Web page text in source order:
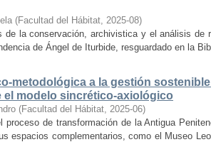
(Facultad del Hábitat, 2025-08)
de la conservación, archivistica y el análisis de
de Ángel de Iturbide, resguardado en la
metodológica a la gestión
el modelo sincrético-axiológico
(Facultad del Hábitat, 2025-06)
proceso de transformación de la Antigua
espacios complementarios, como el Museo